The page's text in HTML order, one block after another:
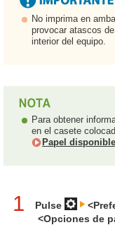
No imprima en
provocar atascos
interior del equipo.
Para obtener
en el casete
Papel disponible
1 Pulse
<Opciones de